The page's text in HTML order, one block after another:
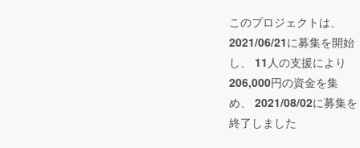
このプロジェクトは、
2021/06/21に募集を開始
し、 11 人の支援により
206,000円の資金を集
め、 2021/08/02に募集を
終了しました